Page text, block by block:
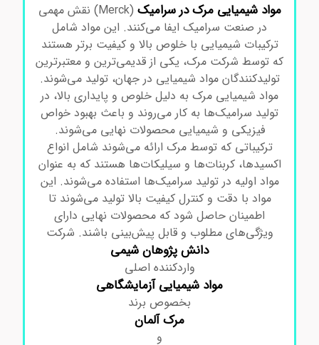
موادشیمیایی مرکدر سرامیک
(Merck) نقش مهمی
در صنعت سرامیک ایفا می‌کنند. این مواد شامل
ترکیبات شیمیایی با خلوص بالا و کیفیت برتر هستند
که توسط شرکت مرک، یکی از قدیمی‌ترین و معتبرترین
تولیدکنندگان مواد شیمیایی در جهان، تولید می‌شوند.
مواد شیمیایی مرک به دلیل خلوص و پایداری بالا، در
تولید سرامیک‌ها به کار می‌روند و باعث بهبود خواص
فیزیکی و شیمیایی محصولات نهایی می‌شوند.
ترکیباتی که توسط مرک ارائه می‌شوند شامل انواع
اکسیدها، کربنات‌ها و سیلیکات‌ها هستند که به عنوان
مواد اولیه در تولید سرامیک‌ها استفاده می‌شوند. این
مواد با دقت و کنترل کیفیت بالا تولید می‌شوند تا
اطمینان حاصل شود که محصولات نهایی دارای
ویژگی‌های مطلوب و قابل پیش‌بینی باشند.شرکت
دانش پژوهان شیمی
واردکننده اصلی
موادشیمیایی آزمایشگاهی
بخصوص برند
مرکآلمان